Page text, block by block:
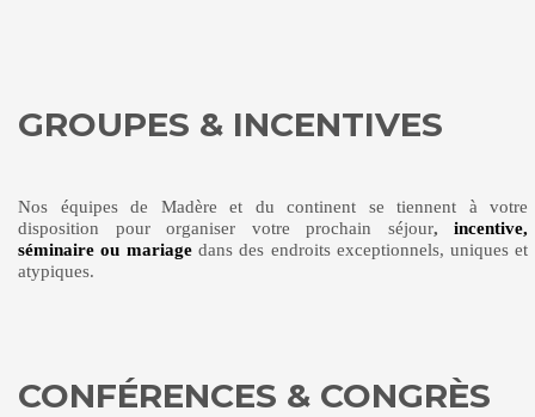
GROUPES & INCENTIVES
Nos équipes de Madère et du continent se tiennent à votre
disposition pourorganiser votre prochain séjour,incentive,
séminaire ou mariagedans des endroits exceptionnels,uniques et
atypiques.
CONFÉRENCES & CONGRÈS